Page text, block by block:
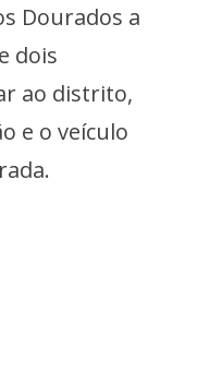
Dourados a
dois
ao distrito,
e o veículo